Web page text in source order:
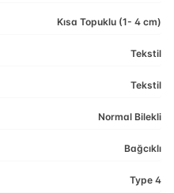
Kısa Topuklu (1- 4 cm)
Tekstil
Tekstil
Normal Bilekli
Bağcıklı
Type 4